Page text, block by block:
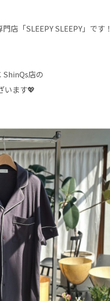
店「SLEEPY SLEEPY」です！
ShinQs店の
います💖